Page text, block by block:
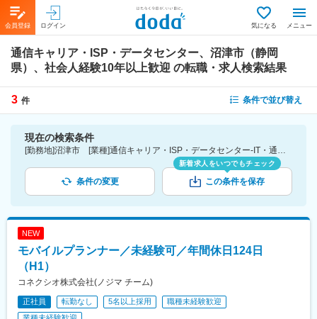
会員登録 ログイン 気になる メニュー
通信キャリア・ISP・データセンター、沼津市（静岡
県）、社会人経験10年以上歓迎 の転職・求人検索結果
3 件 条件で並び替え
現在の検索条件
[勤務地]沼津市 [業種]通信キャリア・ISP・データセンター-IT・通信業界 [詳細条件](募集・採用情報)社会人経験10年以上歓迎
条件の変更
新着求人をいつでもチェック
この条件を保存
NEW
モバイルプランナー／未経験可／年間休日124日
（H1）
コネクシオ株式会社(ノジマ チーム)
正社員 転勤なし 5名以上採用
職種未経験歓迎